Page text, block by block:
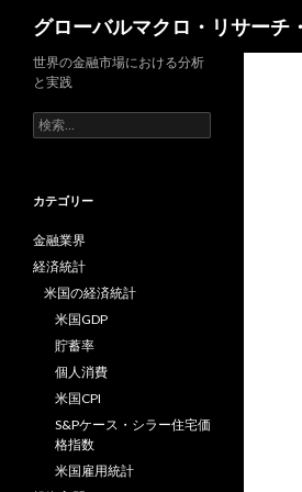
グローバルマクロ・リサーチ
世界の金融市場における分析
と実践
検
索:
カテゴリー
金融業界
経済統計
米国の経済統計
米国GDP
貯蓄率
個人消費
米国CPI
S&Pケース・シラー住宅価
格指数
米国雇用統計